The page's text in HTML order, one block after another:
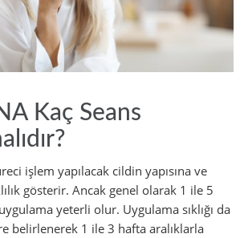
Kaç Seans
işlem yapılacak cildin yapısına ve
gösterir. Ancak genel olarak 1 ile 5
yeterli olur. Uygulama sıklığı da
belirlenerek 1 ile 3 hafta aralıklarla